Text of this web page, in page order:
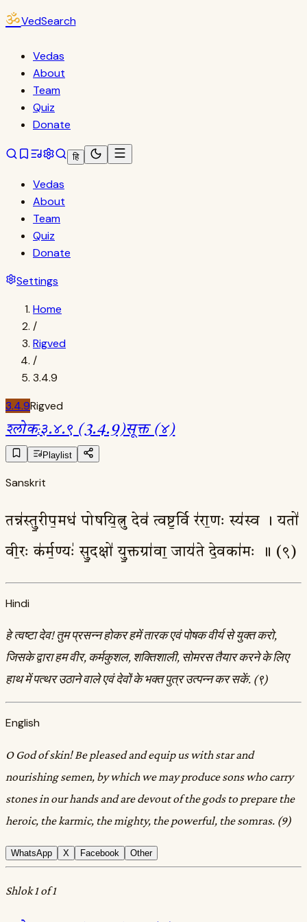
ॐVedSearch
Vedas
About
Team
Quiz
Donate
हि
Vedas
About
Team
Quiz
Donate
Settings
Home
/
Rigved
/
3.4.9
3.4.9Rigved
श्लोक:३.४.९ (3.4.9)सूक्त (४)
Playlist
Sanskrit
तन्न॑स्तु॒रीप॒मध॑ पोषयि॒त्नु देव॑ त्वष्ट॒र्वि र॑रा॒णः स्य॑स्व । यतो॑
वी॒रः क॑र्म॒ण्यः॑ सु॒दक्षो॑ यु॒क्तग्रा॑वा॒ जाय॑ते दे॒वका॑मः ॥ (९)
Hindi
हे त्वष्टा देव! तुम प्रसन्न होकर हमें तारक एवं पोषक वीर्य से युक्त करो,
जिसके द्वारा हम वीर, कर्मकुशल, शक्तिशाली, सोमरस तैयार करने के लिए
हाथ में पत्थर उठाने वाले एवं देवों के भक्त पुत्र उत्पन्न कर सकें. (९)
English
O God of skin! Be pleased and equip us with star and
nourishing semen, by which we may produce sons who carry
stones in our hands and are devout of the gods to prepare the
heroic, the karmic, the mighty, the powerful, the somras. (9)
WhatsApp X Facebook Other
Shlok 1 of 1